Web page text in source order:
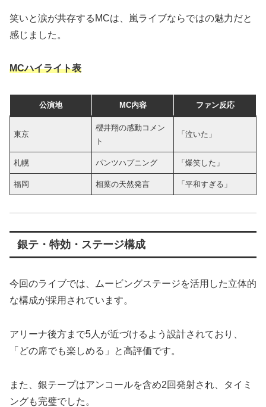
笑いと涙が共存するMCは、嵐ライブならではの魅力だと
感じました。
MCハイライト表
公演地 MC内容 ファン反応
東京
櫻井翔の感動コメン
ト
「泣いた」
札幌 パンツハプニング 「爆笑した」
福岡 相葉の天然発言 「平和すぎる」
銀テ・特効・ステージ構成
今回のライブでは、ムービングステージを活用した立体的
な構成が採用されています。
アリーナ後方まで5人が近づけるよう設計されており、
「どの席でも楽しめる」と高評価です。
また、銀テープはアンコールを含め2回発射され、タイミ
ングも完璧でした。